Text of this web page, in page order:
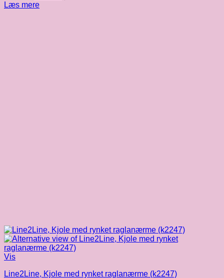
oprindelige
Læs mere
Vis
Line2Line, Kjole med rynket raglanærme (k2247)